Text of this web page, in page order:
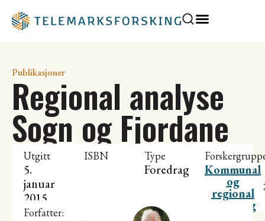
Publikasjoner
Regional analyse
Sogn og Fjordane
Utgitt
5.
januar
2015
ISBN Type
Foredrag Kommunal
og
regional
utvikling
Forfatter: